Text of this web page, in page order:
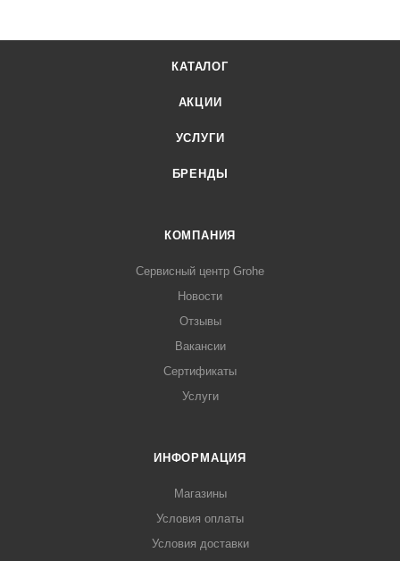
КАТАЛОГ
АКЦИИ
УСЛУГИ
БРЕНДЫ
КОМПАНИЯ
Сервисный центр Grohe
Новости
Отзывы
Вакансии
Сертификаты
Услуги
ИНФОРМАЦИЯ
Магазины
Условия оплаты
Условия доставки